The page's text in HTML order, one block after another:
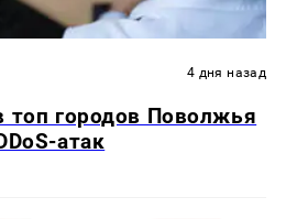
4 дня назад
топ городов Поволжья
атак